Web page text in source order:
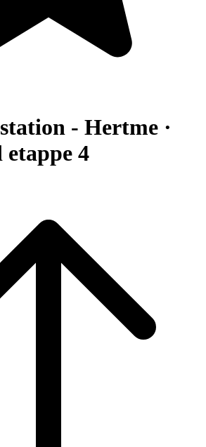
- Hertme ·
etappe 4